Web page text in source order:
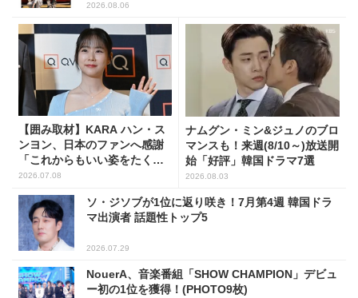
2026.08.06
【囲み取材】KARA ハン・ス
ンヨン、日本のファンへ感謝
「これからもいい姿をたくさ
ん見せたい」
2026.07.08
ナムグン・ミン&ジュノのブロ
マンスも！来週(8/10～)放送開
始「好評」韓国ドラマ7選
2026.08.03
ソ・ジソブが1位に返り咲き！7月第4週 韓国ドラ
マ出演者 話題性トップ5
2026.07.29
NouerA、音楽番組「SHOW CHAMPION」デビュ
ー初の1位を獲得！(PHOTO9枚)